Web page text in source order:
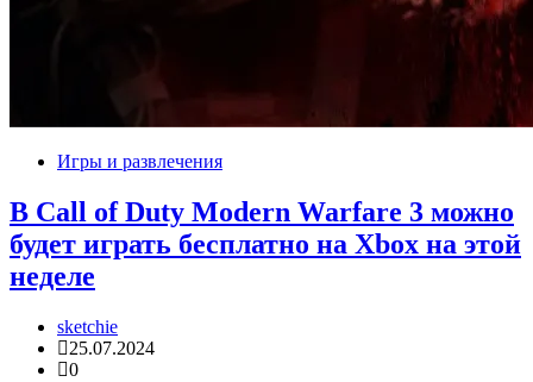
Игры и развлечения
В Call of Duty Modern Warfare 3 можно
будет играть бесплатно на Xbox на этой
неделе
sketchie
25.07.2024
0